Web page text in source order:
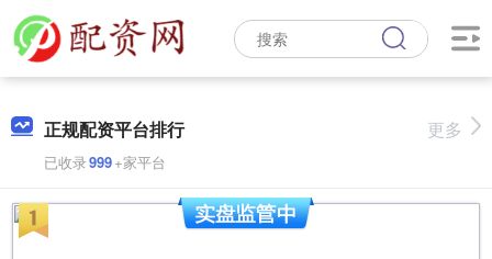
正规配资平台排行
已收录999+家平台
更多